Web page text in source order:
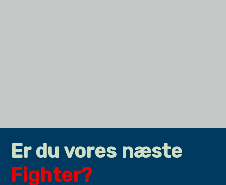
Er du vores næste
Fighter?